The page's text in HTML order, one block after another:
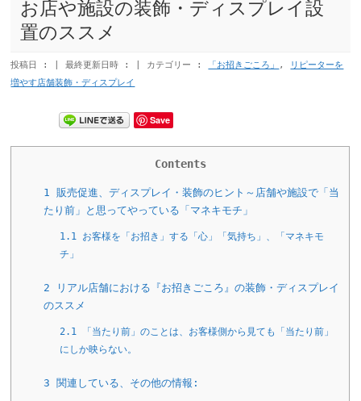
お店や施設の装飾・ディスプレイ設
置のススメ
投稿日 : 最終更新日時 : カテゴリー : 「お招きごころ」 ,
リピーターを
増やす店舗装飾・ディスプレイ
Save
Contents
1 販売促進、ディスプレイ・装飾のヒント～店舗や施設で「当
たり前」と思ってやっている「マネキモチ」
1.1お客様を「お招き」する「心」「気持ち」、「マネキモ
チ」
2 リアル店舗における『お招きごころ』の装飾・ディスプレイ
のススメ
2.1「当たり前」のことは、お客様側から見ても「当たり前」
にしか映らない。
3 関連している、その他の情報: